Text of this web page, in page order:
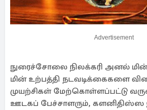
Advertisement
நுரைச்சோலை நிலக்கரி அனல்
மின் உற்பத்தி நடவடிக்கைகளை
முயற்சிகள் மேற்கொள்ளப்பட்டு
ஊடகப் பேச்சாளரும், களனிதிஸ்ஸ